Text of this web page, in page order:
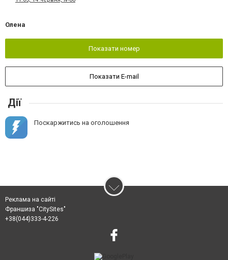
Олена
Показати номер
Показати E-mail
Дії
Поскаржитись на оголошення
Реклама на сайті
Франшиза "CitySites"
+38(044)333-4-226